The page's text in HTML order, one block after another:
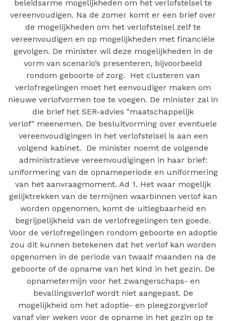
beleidsarme mogelijkheden om het verlofstelsel te
vereenvoudigen. Na de zomer komt er een brief over
de mogelijkheden om het verlofstelsel zelf te
vereenvoudigen en op mogelijkheden met financiële
gevolgen. De minister wil deze mogelijkheden in de
vorm van scenario’s presenteren, bijvoorbeeld
rondom geboorte of zorg. Het clusteren van
verlofregelingen moet het eenvoudiger maken om
nieuwe verlofvormen toe te voegen. De minister zal in
die brief het SER-advies "maatschappelijk
verlof" meenemen. De besluitvorming over eventuele
vereenvoudigingen in het verlofstelsel is aan een
volgend kabinet. De minister noemt de volgende
administratieve vereenvoudigingen in haar brief:
uniformering van de opnameperiode en uniformering
van het aanvraagmoment. Ad 1. Het waar mogelijk
gelijktrekken van de termijnen waarbinnen verlof kan
worden opgenomen, komt de uitlegbaarheid en
begrijpelijkheid van de verlofregelingen ten goede.
Voor de verlofregelingen rondom geboorte en adoptie
zou dit kunnen betekenen dat het verlof kan worden
opgenomen in de periode van twaalf maanden na de
geboorte of de opname van het kind in het gezin. De
opnametermijn voor het zwangerschaps- en
bevallingsverlof wordt niet aangepast. De
mogelijkheid om het adoptie- en pleegzorgverlof
vanaf vier weken voor de opname in het gezin op te